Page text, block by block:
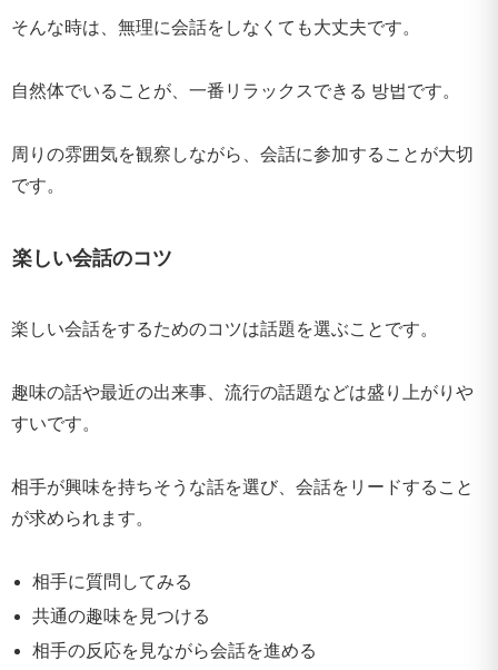
そんな時は、無理に会話をしなくても大丈夫です。
自然体でいることが、一番リラックスできる 방법です。
周りの雰囲気を観察しながら、会話に参加することが大切
です。
楽しい会話のコツ
楽しい会話をするためのコツは話題を選ぶことです。
趣味の話や最近の出来事、流行の話題などは盛り上がりや
すいです。
相手が興味を持ちそうな話を選び、会話をリードすること
が求められます。
相手に質問してみる
共通の趣味を見つける
相手の反応を見ながら会話を進める